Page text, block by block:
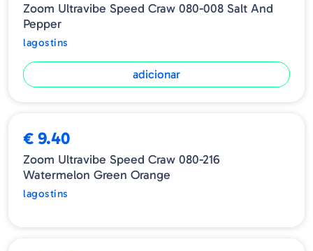
Zoom Ultravibe Speed Craw 080-008 Salt And
Pepper
lagostins
adicionar
€ 9.40
Zoom Ultravibe Speed Craw 080-216
Watermelon Green Orange
lagostins